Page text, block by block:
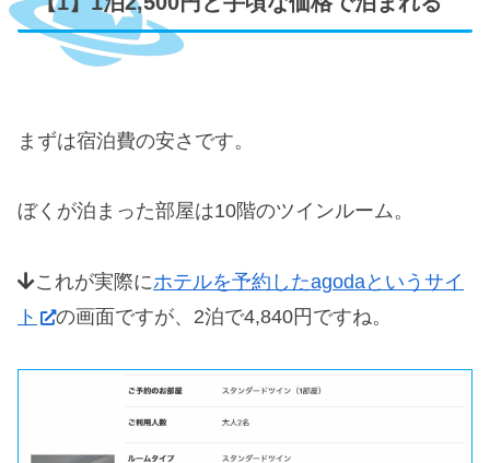
まずは宿泊費の安さです。
ぼくが泊まった部屋は10階のツインルーム。
これが実際にホテルを予約したagodaというサイ
ト
の画面ですが、2泊で4,840円ですね。